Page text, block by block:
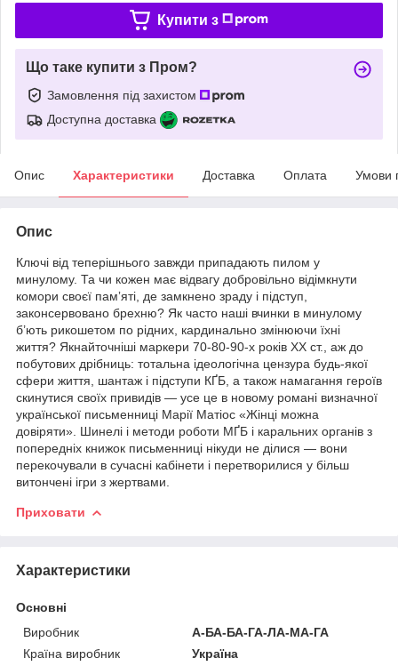
Купити з
Що таке купити з Пром?
Замовлення під захистом
Доступна доставка
Опис Характеристики Доставка Оплата Умови
Опис
Ключі від теперішнього завжди припадають пилом у
минулому. Та чи кожен має відвагу добровільно відімкнути
комори своєї памʼяті, де замкнено зраду і підступ,
законсервовано брехню? Як часто наші вчинки в минулому
б’ють рикошетом по рідних, кардинально змінюючи їхні
життя? Якнайточніші маркери 70-80-90-х років ХХ ст., аж до
побутових дрібниць: тотальна ідеологічна цензура будь-якої
сфери життя, шантаж і підступи КҐБ, а також намагання героїв
скинутися своїх привидів — усе це в новому романі визначної
української письменниці Марії Матіос «Жінці можна
довіряти». Шинелі і методи роботи МҐБ і каральних органів з
попередніх книжок письменниці нікуди не ділися — вони
перекочували в сучасні кабінети і перетворилися у більш
витончені ігри з жертвами.
Приховати
Характеристики
Основні
Виробник
А-БА-БА-ГА-ЛА-МА-ГА
Країна виробник
Україна